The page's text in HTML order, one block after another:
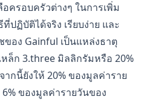
ครอบครัวต่างๆ ในการเพิ่ม
ฏิบัติได้จริง เรียบง่าย และ
อง Gainful เป็นแหล่งธาตุ
ล็ก 3.three มิลลิกรัมหรือ 20%
กนี้ยังให้ 20% ของมูลค่าราย
ของมูลค่ารายวันของ